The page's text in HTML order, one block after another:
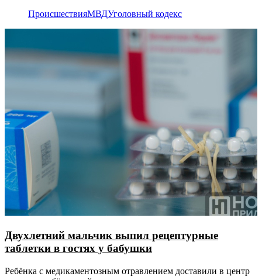
ПроисшествияМВДУголовный кодекс
Двухлетний мальчик выпил рецептурные
таблетки в гостях у бабушки
Ребёнка с медикаментозным отравлением доставили в центр